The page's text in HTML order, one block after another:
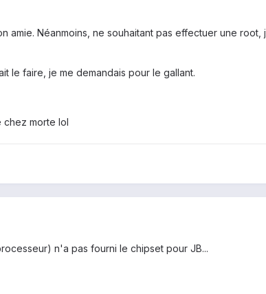
amie. Néanmoins, ne souhaitant pas effectuer une
le faire, je me demandais pour le gallant.
chez morte lol
n'a pas fourni le chipset pour JB...